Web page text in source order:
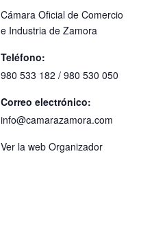
Cámara Oficial de Comercio
e Industria de Zamora
Teléfono:
980 533 182 / 980 530 050
Correo electrónico:
info@camarazamora.com
Ver la web Organizador